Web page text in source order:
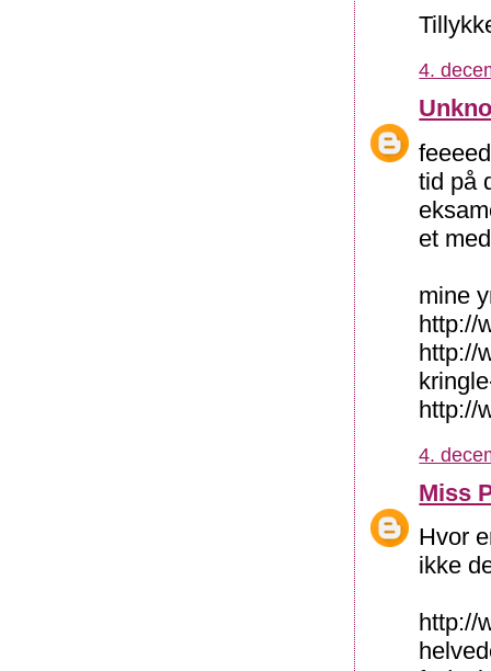
4.
tid på
et
mine
http://
http://
http://
4.
Miss
Hvor
ikke
http://